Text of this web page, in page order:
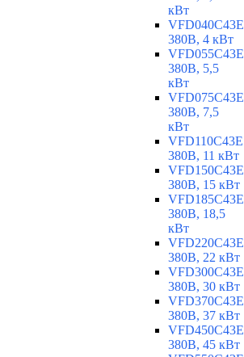
кВт
VFD040C43E
380В, 4 кВт
VFD055C43E
380В, 5,5
кВт
VFD075C43E
380В, 7,5
кВт
VFD110C43E
380В, 11 кВт
VFD150C43E
380В, 15 кВт
VFD185C43E
380В, 18,5
кВт
VFD220C43E
380В, 22 кВт
VFD300C43E
380В, 30 кВт
VFD370C43E
380В, 37 кВт
VFD450C43E
380В, 45 кВт